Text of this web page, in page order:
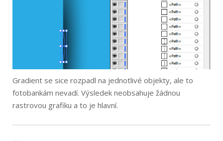
Gradient se sice rozpadl na jednotlivé objekty, ale to
fotobankám nevadí. Výsledek neobsahuje žádnou
rastrovou grafiku a to je hlavní.